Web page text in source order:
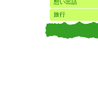
想い出話
旅行